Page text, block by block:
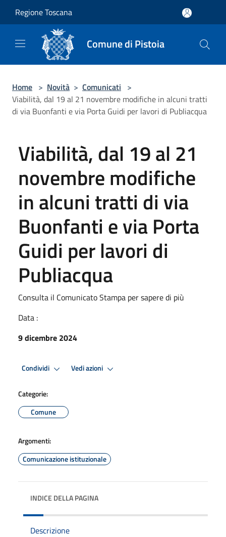
Regione Toscana
Comune di Pistoia
Home > Novità > Comunicati >
Viabilità, dal 19 al 21 novembre modifiche in alcuni tratti
di via Buonfanti e via Porta Guidi per lavori di Publiacqua
Viabilità, dal 19 al 21
novembre modifiche
in alcuni tratti di via
Buonfanti e via Porta
Guidi per lavori di
Publiacqua
Consulta il Comunicato Stampa per sapere di più
Data :
9 dicembre 2024
Condividi Vedi azioni
Categorie:
Comune
Argomenti:
Comunicazione istituzionale
INDICE DELLA PAGINA
Descrizione